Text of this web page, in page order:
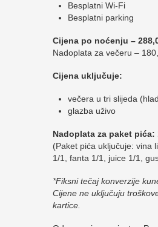
Besplatni Wi-Fi
Besplatni parking
Cijena po noćenju –
Nadoplata za večeru –
Cijena uključuje:
večera u tri slijeda
glazba uživo
Nadoplata za paket pića:
(Paket pića uključuje: vina
1/1, fanta 1/1, juice 1/1,
*Fiksni tečaj konverzije
Cijene ne uključuju
kartice.